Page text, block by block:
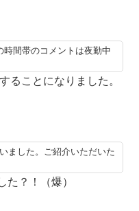
時間帯のコメントは夜勤中
ることになりました。
ました。ご紹介いただいた
た？！（爆）